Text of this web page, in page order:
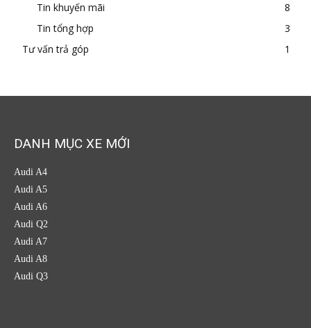
Tin khuyến mãi
8
Tin tổng hợp
3
Tư vấn trả góp
1
DANH MỤC XE MỚI
Audi A4
Audi A5
Audi A6
Audi Q2
Audi A7
Audi A8
Audi Q3